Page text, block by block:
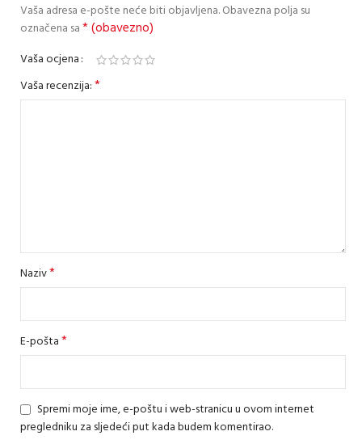
Vaša adresa e-pošte neće biti objavljena.Obavezna polja su
označena sa* (obavezno)
Vaša ocjena
Vaša recenzija:*
Naziv*
E-pošta*
Spremi moje ime, e-poštu i web-stranicu u ovom internet
pregledniku za sljedeći put kada budem komentirao.